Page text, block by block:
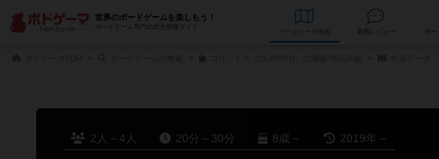
世界のボードゲームを楽しもう！
ボードゲーム専門の総合情報サイト
データベース
2人～4人 20分～30分 8歳～ 2019年～